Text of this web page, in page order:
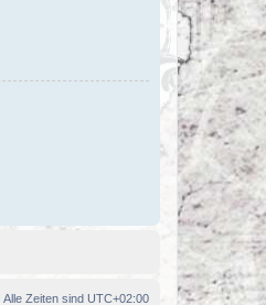
Alle Zeiten sind UTC+02:00